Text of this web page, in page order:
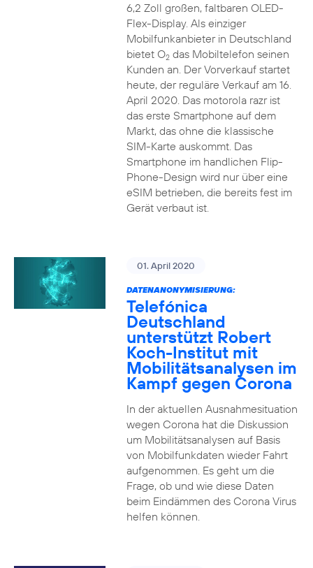
6,2 Zoll großen, faltbaren OLED-
Flex-Display. Als einziger
Mobilfunkanbieter in Deutschland
bietet O2das Mobiltelefon seinen
Kunden an. Der Vorverkauf startet
heute, der reguläre Verkauf am 16.
April 2020. Das motorola razr ist
das erste Smartphone auf dem
Markt, das ohne die klassische
SIM-Karte auskommt. Das
Smartphone im handlichen Flip-
Phone-Design wird nur über eine
eSIM betrieben, die bereits fest im
Gerät verbaut ist.
01. April 2020
DATENANONYMISIERUNG:
Telefónica
Deutschland
unterstützt Robert
Koch-Institut mit
Mobilitätsanalysen im
Kampf gegen Corona
In der aktuellen Ausnahmesituation
wegen Corona hat die Diskussion
um Mobilitätsanalysen auf Basis
von Mobilfunkdaten wieder Fahrt
aufgenommen. Es geht um die
Frage, ob und wie diese Daten
beim Eindämmen des Corona Virus
helfen können.